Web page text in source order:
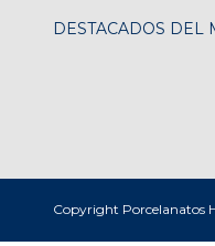
DESTACADOS DEL
Copyright Porcelanatos